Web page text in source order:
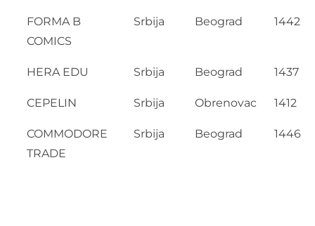
FORMA B
COMICS
Srbija Beograd 1442
HERA EDU Srbija Beograd 1437
CEPELIN Srbija Obrenovac 1412
COMMODORE
TRADE
Srbija Beograd 1446